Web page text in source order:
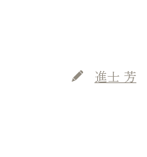
進士 芳